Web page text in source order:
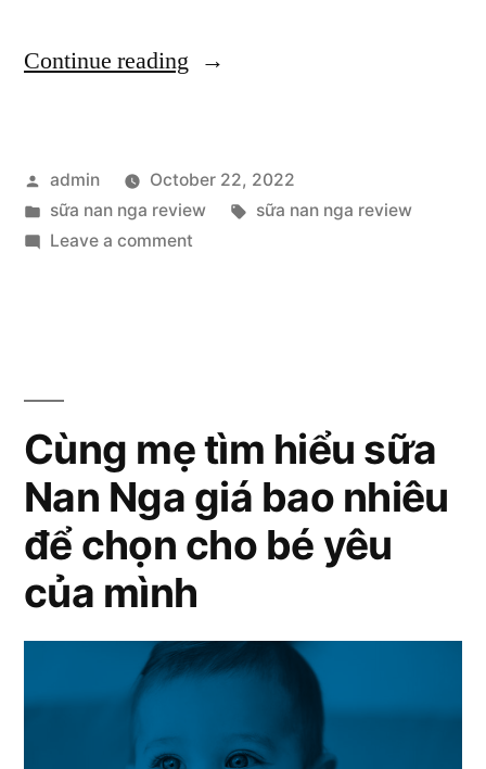
Continue reading “Sữa
review
tất
công
thức
cho
mẹ”
Posted
by
admin
October 22, 2022
Posted
in
sữa nan nga review Tags:
sữa nan nga review
Leave a commenton
tật
sữa
công
cho
Cùng mẹ tìm hiểu sữa
Nan Nga giá bao nhiêu
để chọn cho bé yêu
của mình